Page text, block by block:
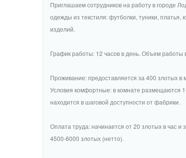
Приглашаем сотрудников на работу в городе
одежды из текстиля: футболки, туники,
изделий.
График работы: 12 часов в день. Объем работы
Проживание: предоставляется за 400 злотых
Условия комфортные: в комнате размещаются
находится в шаговой доступности от фабрики.
Оплата труда: начинается от 20 злотых в час
4500-6000 злотых (нетто).